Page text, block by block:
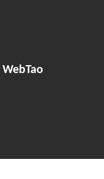
WebTao